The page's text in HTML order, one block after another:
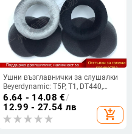
Ушни възглавнички за слушалки
Beyerdynamic: T5P, T1, DT440,
DT990, DT880, DT770 PRO —
флисови, удобни, лесни за
монтаж, персонализирани по
образец
6.64 - 14.08 €/
12.99 - 27.54 лв
add_shopping_cart